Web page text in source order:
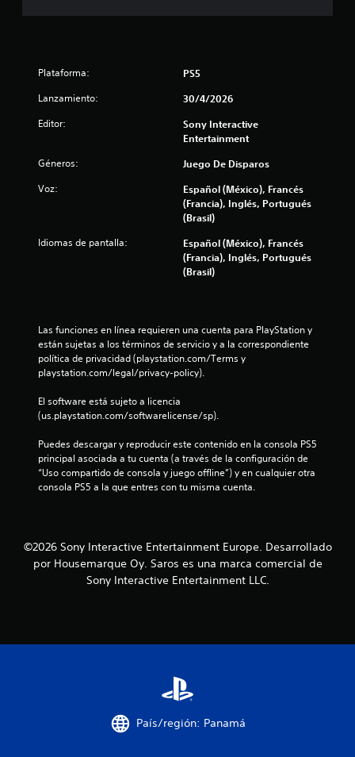
n
a
d
6
a
f
a
Plataforma: PS5
Lanzamiento: 30/4/2026
Editor:
Sony Interactive
Entertainment
Géneros: Juego De Disparos
Voz:
Español (México), Francés
(Francia), Inglés, Portugués
(Brasil)
Idiomas de pantalla:
Español (México), Francés
(Francia), Inglés, Portugués
(Brasil)
Las funciones en línea requieren una cuenta para PlayStation y
están sujetas a los términos de servicio y a la correspondiente
política de privacidad (playstation.com/Terms y
playstation.com/legal/privacy-policy).
El software está sujeto a licencia
(us.playstation.com/softwarelicense/sp).
Puedes descargar y reproducir este contenido en la consola PS5
principal asociada a tu cuenta (a través de la configuración de
“Uso compartido de consola y juego offline”) y en cualquier otra
consola PS5 a la que entres con tu misma cuenta.
©2026 Sony Interactive Entertainment Europe. Desarrollado
por Housemarque Oy. Saros es una marca comercial de
Sony Interactive Entertainment LLC.
País/región: Panamá